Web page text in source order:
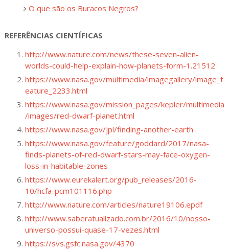
O que são os Buracos Negros?
REFERÊNCIAS CIENTÍFICAS
http://www.nature.com/news/these-seven-alien-
worlds-could-help-explain-how-planets-form-1.21512
https://www.nasa.gov/multimedia/imagegallery/image_f
eature_2233.html
https://www.nasa.gov/mission_pages/kepler/multimedia
/images/red-dwarf-planet.html
https://www.nasa.gov/jpl/finding-another-earth
https://www.nasa.gov/feature/goddard/2017/nasa-
finds-planets-of-red-dwarf-stars-may-face-oxygen-
loss-in-habitable-zones
https://www.eurekalert.org/pub_releases/2016-
10/hcfa-pcm101116.php
http://www.nature.com/articles/nature19106.epdf
http://www.saberatualizado.com.br/2016/10/nosso-
universo-possui-quase-17-vezes.html
https://svs.gsfc.nasa.gov/4370